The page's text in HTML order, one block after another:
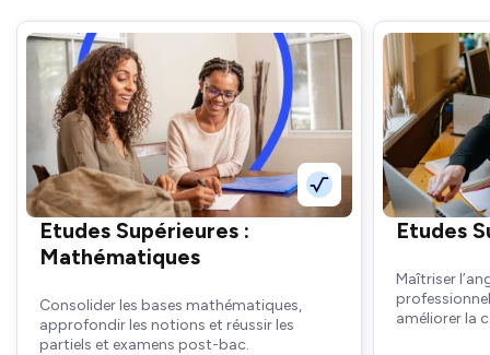
Etudes Supérieures :
Mathématiques
Consolider les bases mathématiques,
approfondir les notions et réussir les
partiels et examens post-bac.
Etudes
Maîtriser
améliorer la